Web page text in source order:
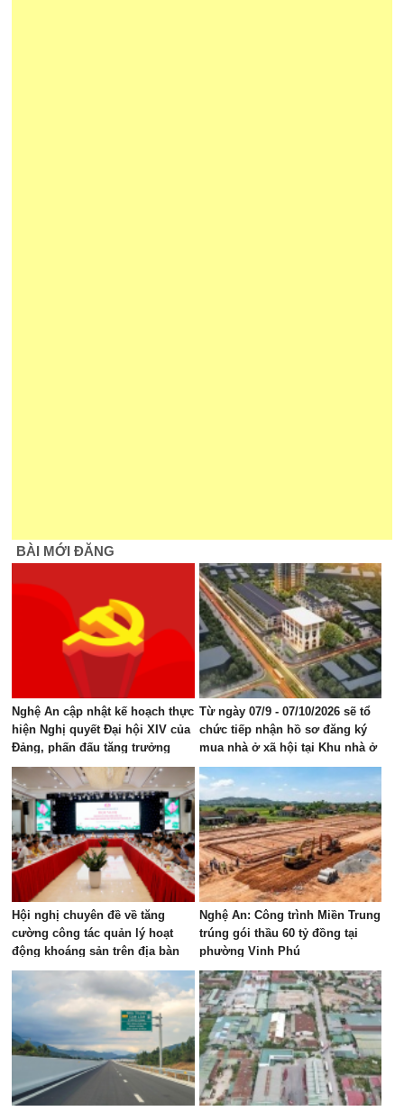
BÀI MỚI ĐĂNG
Nghệ An cập nhật kế hoạch thực
hiện Nghị quyết Đại hội XIV của
Đảng, phấn đấu tăng trưởng
GRDP 11–12%/năm
Từ ngày 07/9 - 07/10/2026 sẽ tổ
chức tiếp nhận hồ sơ đăng ký
mua nhà ở xã hội tại Khu nhà ở
Mỹ Thượng, phường Vinh Lộc
Hội nghị chuyên đề về tăng
cường công tác quản lý hoạt
động khoáng sản trên địa bàn
tỉnh
Nghệ An: Công trình Miền Trung
trúng gói thầu 60 tỷ đồng tại
phường Vinh Phú